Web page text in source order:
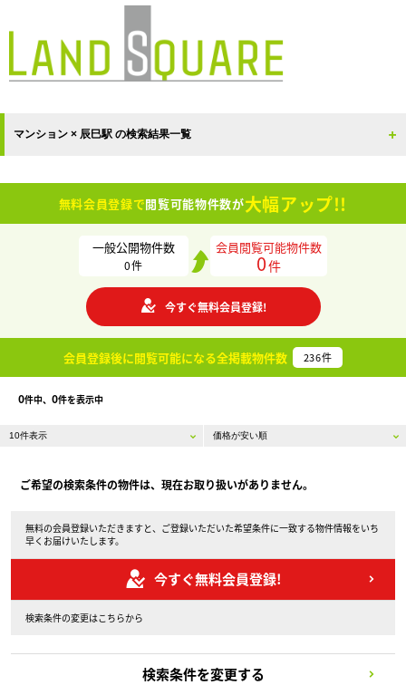
マンション × 辰巳駅 の検索結果一覧
無料会員登録で閲覧可能物件数が大幅アップ!!
一般公開物件数
0件
会員閲覧可能物件数
0件
今すぐ無料会員登録!
会員登録後に閲覧可能になる全掲載物件数 236件
0件中、 0件を表示中
ご希望の検索条件の物件は、現在お取り扱いがありません。
無料の会員登録いただきますと、ご登録いただいた希望条件に一致する物件情報をいち
早くお届けいたします。
今すぐ無料会員登録!
検索条件の変更はこちらから
検索条件を変更する